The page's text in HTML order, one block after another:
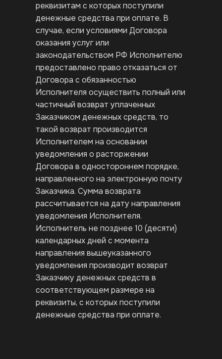
реквизитам с которых поступили
денежные средства при оплате. В
случае, если условиями Договора
оказания услуг или
законодательством РФ Исполнителю
предоставлено право отказаться от
Договора с обязанностью
Исполнителя осуществить полный или
частичный возврат уплаченных
Заказчиком денежных средств, то
такой возврат производится
Исполнителем на основании
уведомления о расторжении
Договора в одностороннем порядке,
направленного на электронную почту
Заказчика. Сумма возврата
рассчитывается на дату направления
уведомления Исполнителя.
Исполнитель не позднее 10 (десяти)
календарных дней с момента
направления вышеуказанного
уведомления производит возврат
Заказчику денежных средств в
соответствующем размере на
реквизиты, с которых поступили
денежные средства при оплате.